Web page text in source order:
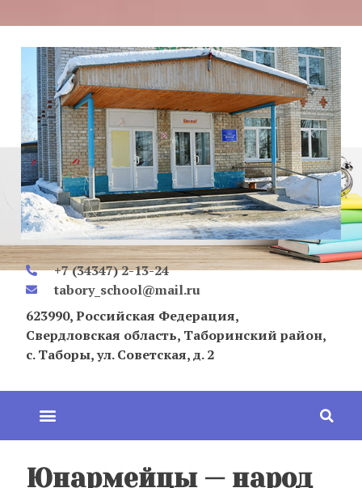
+7 (34347) 2-13-24
tabory_school@mail.ru
623990, Российская Федерация,
Свердловская область, Таборинский район,
с. Таборы, ул. Советская, д. 2
Юнармейцы — народ